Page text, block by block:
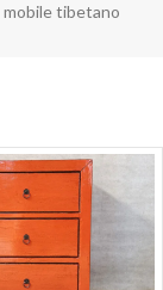
mobile tibetano